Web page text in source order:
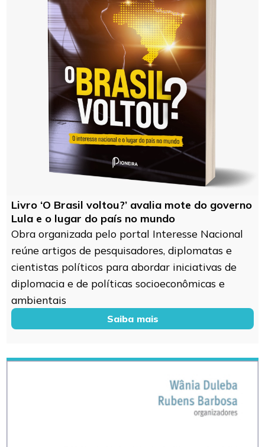
Livro ‘O Brasil voltou?’ avalia mote do governo
Lula e o lugar do país no mundo
Obra organizada pelo portal Interesse Nacional
reúne artigos de pesquisadores, diplomatas e
cientistas políticos para abordar iniciativas de
diplomacia e de políticas socioeconômicas e
ambientais
Saiba mais